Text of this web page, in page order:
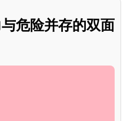
危险并存的双面